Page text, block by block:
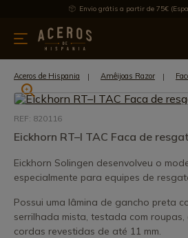
Envio grátis a partir de 75€
& Utensílios de cozinha Oferece
Aceros de Hispania Amêijoas Razor
REF: 820116
Eickhorn RT–I TAC Faca de
Eickhorn Solingen desenvolveu o
especialmente para equipes de
Possui uma lâmina de gancho preta
serrilhada mista, testada com roupas,
cordas revestidas de até 11 mm.